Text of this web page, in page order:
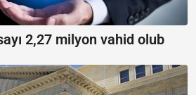
2,27 milyon vahid olub